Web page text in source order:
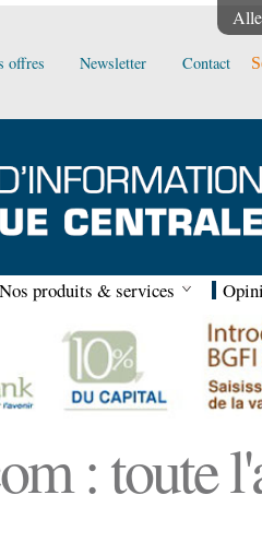
offres Newsletter Contact
Nos produits & services
: toute